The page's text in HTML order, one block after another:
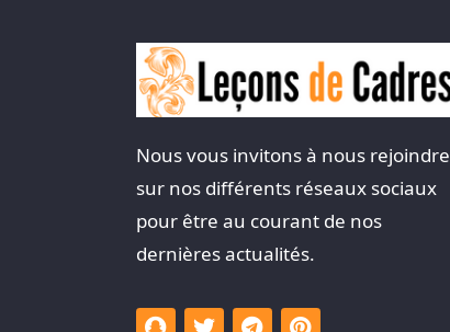
Nous vous invitons à nous rejoindre
sur nos différents réseaux sociaux
pour être au courant de nos
dernières actualités.